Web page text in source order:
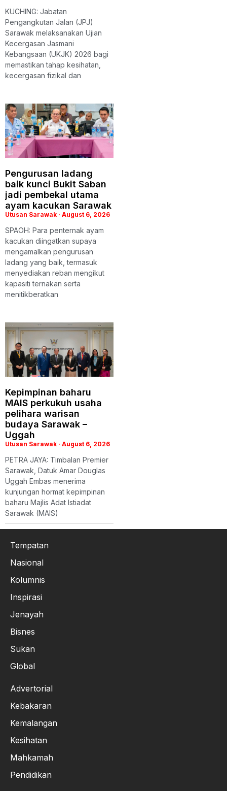
KUCHING: Jabatan
Pengangkutan Jalan (JPJ)
Sarawak melaksanakan Ujian
Kecergasan Jasmani
Kebangsaan (UKJK) 2026 bagi
memastikan tahap kesihatan,
kecergasan fizikal dan
Pengurusan ladang
baik kunci Bukit Saban
jadi pembekal utama
ayam kacukan Sarawak
Utusan Sarawak August 6, 2026
SPAOH: Para penternak ayam
kacukan diingatkan supaya
mengamalkan pengurusan
ladang yang baik, termasuk
menyediakan reban mengikut
kapasiti ternakan serta
menitikberatkan
Kepimpinan baharu
MAIS perkukuh usaha
pelihara warisan
budaya Sarawak –
Uggah
Utusan Sarawak August 6, 2026
PETRA JAYA: Timbalan Premier
Sarawak, Datuk Amar Douglas
Uggah Embas menerima
kunjungan hormat kepimpinan
baharu Majlis Adat Istiadat
Sarawak (MAIS)
Tempatan
Nasional
Kolumnis
Inspirasi
Jenayah
Bisnes
Sukan
Global
Advertorial
Kebakaran
Kemalangan
Kesihatan
Mahkamah
Pendidikan